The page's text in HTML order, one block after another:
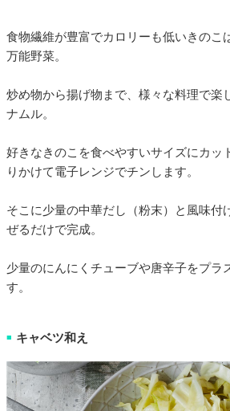
食物繊維が豊富でカロリーも低いきのこ
万能野菜。
炒め物から揚げ物まで、様々な料理で楽
ナムル。
好きなきのこを食べやすいサイズにカッ
りかけて電子レンジでチンします。
そこに少量の中華だし（粉末）と風味付
ぜるだけで完成。
少量のにんにくチューブや唐辛子をプラ
す。
■ キャベツ和え